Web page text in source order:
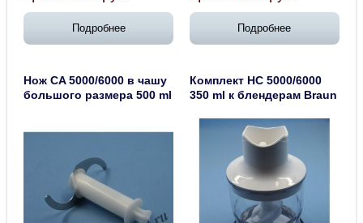
Подробнее Подробнее
Нож CA 5000/6000 в чашу
большого размера 500 ml
Комплект HC 5000/6000
350 ml к блендерам Braun